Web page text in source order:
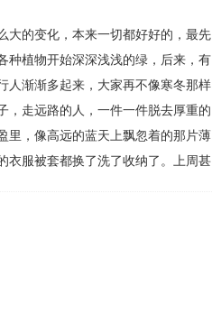
大的变化，本来一切都好好的，最先
种植物开始深深浅浅的绿，后来，有
人渐渐多起来，大家再不像寒冬那样
，走远路的人，一件一件脱去厚重的
里，像高远的蓝天上飘忽着的那片薄
衣服被套都换了洗了收纳了。上周甚
热情。周六晚上下高速刚进...